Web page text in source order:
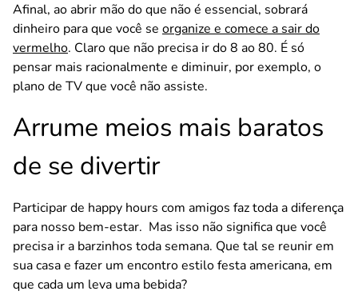
Afinal, ao abrir mão do que não é essencial, sobrará
dinheiro para que você se organize e comece a sair do
vermelho. Claro que não precisa ir do 8 ao 80. É só
pensar mais racionalmente e diminuir, por exemplo, o
plano de TV que você não assiste.
Arrume meios mais baratos
de se divertir
Participar de happy hours com amigos faz toda a diferença
para nosso bem-estar. Mas isso não significa que você
precisa ir a barzinhos toda semana. Que tal se reunir em
sua casa e fazer um encontro estilo festa americana, em
que cada um leva uma bebida?